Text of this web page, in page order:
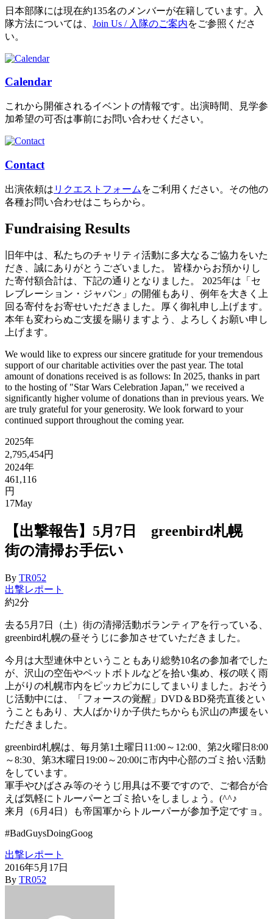
日本部隊には現在約135名のメンバーが在籍しています。入
隊方法については、 Join Us / 入隊のご案内をご参照くださ
い。
Calendar
これから開催されるイベントの情報です。出演時間、見学参
加希望の可否は事前にお問い合わせください。
Contact
出演依頼は リクエストフォーム をご利用ください。その他の
各種お問い合わせはこちらから。
Fundraising Results
旧年中は、私たちのチャリティ活動に多大なるご協力をいた
だき、誠にありがとうございました。 皆様からお預かりし
た寄付額合計は、下記の通りとなりました。 2025年は「セ
レブレーション・ジャパン」の開催もあり、例年を大きく上
回る寄付をお寄せいただきました。厚く御礼申し上げます。
本年も変わらぬご支援を賜りますよう、よろしくお願い申し
上げます。
We would like to express our sincere gratitude for your tremendous
support of our charitable activities over the past year. The total
amount of donations received is as follows: In 2025, thanks in part
to the hosting of "Star Wars Celebration Japan," we received a
significantly higher volume of donations than in previous years. We
are truly grateful for your generosity. We look forward to your
continued support throughout the coming year.
2025年
2,795,454円
2024年
461,116
円
17May
【出撃報告】5月7日 greenbird札幌
街の清掃お手伝い
By TR052
出撃レポート
約2分
去る5月7日（土）街の清掃活動ボランティアを行っている、
greenbird札幌の昼そうじに参加させていただきました。
今月は大型連休中ということもあり総勢10名の参加者でした
が、沢山の空缶やペットボトルなどを拾い集め、桜の咲く雨
上がりの札幌市内をピッカピカにしてまいりました。おそう
じ活動中には、「フォースの覚醒」DVD＆BD発売直後とい
うこともあり、大人ばかりか子供たちからも沢山の声援をい
ただきました。
greenbird札幌は、毎月第1土曜日11:00～12:00、第2火曜日8:00
～8:30、第3木曜日19:00～20:00に市内中心部のゴミ拾い活動
をしています。
軍手やひばさみ等のそうじ用具は不要ですので、ご都合が合
えば気軽にトルーパーとゴミ拾いをしましょう。(^^♪
来月（6月4日）も帝国軍からトルーパーが参加予定ですョ。
#BadGuysDoingGoog
出撃レポート
2016年5月17日
By TR052